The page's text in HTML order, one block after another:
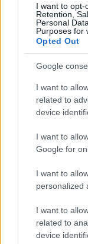
I want to opt-
Retention,
Personal
Purposes for
Opted Out
Google
I want to
related to
device
I want to
Google for
I want to
personalized
I want to
related to
device
AC Milanvs
ELŐZŐ